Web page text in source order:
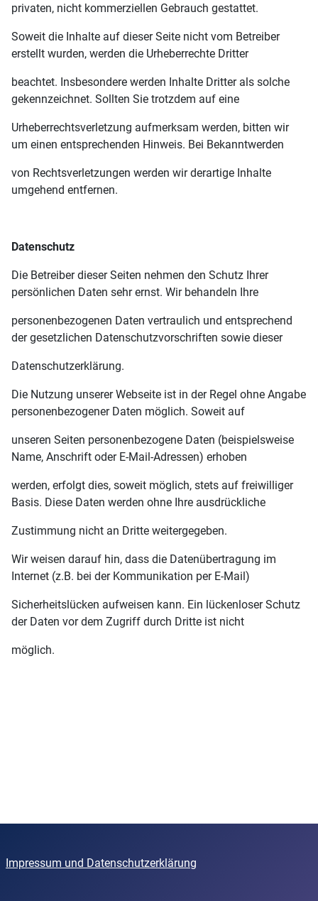
privaten, nicht kommerziellen Gebrauch gestattet.
Soweit die Inhalte auf dieser Seite nicht vom Betreiber
erstellt wurden, werden die Urheberrechte Dritter
beachtet. Insbesondere werden Inhalte Dritter als solche
gekennzeichnet. Sollten Sie trotzdem auf eine
Urheberrechtsverletzung aufmerksam werden, bitten wir
um einen entsprechenden Hinweis. Bei Bekanntwerden
von Rechtsverletzungen werden wir derartige Inhalte
umgehend entfernen.
Datenschutz
Die Betreiber dieser Seiten nehmen den Schutz Ihrer
persönlichen Daten sehr ernst. Wir behandeln Ihre
personenbezogenen Daten vertraulich und entsprechend
der gesetzlichen Datenschutzvorschriften sowie dieser
Datenschutzerklärung.
Die Nutzung unserer Webseite ist in der Regel ohne Angabe
personenbezogener Daten möglich. Soweit auf
unseren Seiten personenbezogene Daten (beispielsweise
Name, Anschrift oder E-Mail-Adressen) erhoben
werden, erfolgt dies, soweit möglich, stets auf freiwilliger
Basis. Diese Daten werden ohne Ihre ausdrückliche
Zustimmung nicht an Dritte weitergegeben.
Wir weisen darauf hin, dass die Datenübertragung im
Internet (z.B. bei der Kommunikation per E-Mail)
Sicherheitslücken aufweisen kann. Ein lückenloser Schutz
der Daten vor dem Zugriff durch Dritte ist nicht
möglich.
Impressum und Datenschutzerklärung